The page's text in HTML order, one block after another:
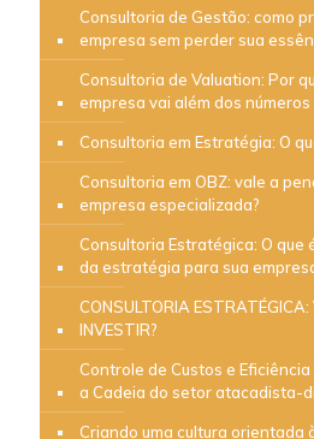
Consultoria de Gestão: como
empresa sem perder sua
Consultoria de Valuation: Por
empresa vai além dos números
Consultoria em Estratégia: O
Consultoria em OBZ: vale a
empresa especializada?
Consultoria Estratégica: O que
da estratégia para sua
CONSULTORIA ESTRATÉGICA:
INVESTIR?
Controle de Custos e
a Cadeia do setor atacadista-
Criando uma cultura orientada